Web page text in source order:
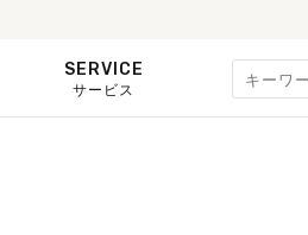
SERVICE
サービス